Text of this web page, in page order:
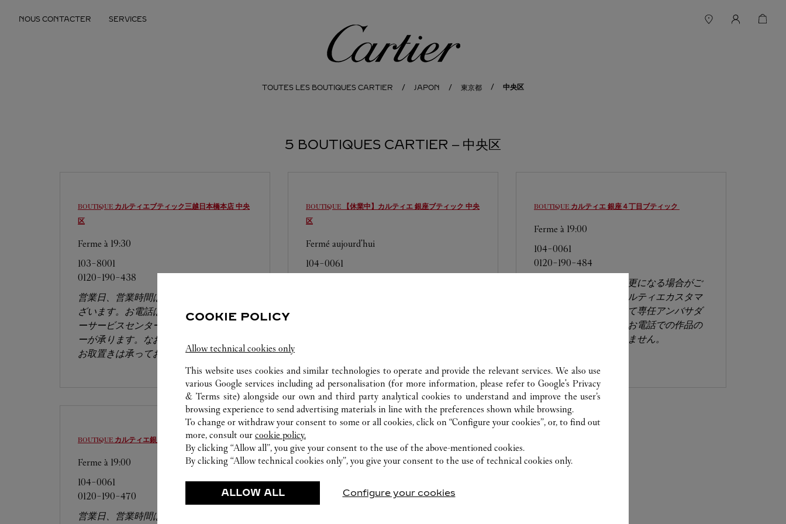
NOUS CONTACTER SERVICES
Cartier
TOUTES LES BOUTIQUES CARTIER JAPON 東京都 中央区
5 BOUTIQUES CARTIER ‒ 中央区
BOUTIQUE カルティエブティック三越日本橋本店 中央
区
Ferme à 19:30
103-8001
0120-190-438
営業日、営業時間は変更になる場合がご
ざいます。お電話はカルティエカスタマ
ーサービスセンターにて専任アンバサダ
ーが承ります。なお、お電話での作品の
お取置きは承っておりません。
BOUTIQUE 【休業中】カルティエ 銀座ブティック 中央
区
Fermé aujourd'hui
104-0061
BOUTIQUE カルティエ 銀座４丁目ブティック
Ferme à 19:00
104-0061
0120-190-484
営業日、営業時間は変更になる場合がご
ざいます。お電話はカルティエカスタマ
ーサービスセンターにて専任アンバサダ
ーが承ります。なお、お電話での作品の
お取置きは承っておりません。
BOUTIQUE カルティエ銀座並木通りブティック 中央区
Ferme à 19:00
104-0061
0120-190-470
営業日、営業時間は変更になる場合がご
BOUTIQUE カルティエブティック GINZA SIX店
Ferme à20:30
104-0061
0120-190-491
COOKIE POLICY
Allow technical cookies only
This website uses cookies and similar technologies to operate and provide the relevant services. We also use
various Google services including ad personalisation (for more information, please refer toGoogle's Privacy
& Terms site) alongside our own and third party analytical cookies to understand and improve the user’s
browsing experience to send advertising materials in line with the preferences shown while browsing.
To change or withdraw your consent to some or all cookies, click on “Configure your cookies”, or, to find out
more, consult our cookie policy.
By clicking “Allow all”, you give your consent to the use of the above-mentioned cookies.
By clicking “Allow technical cookies only”, you give your consent to the use of technical cookies only.
ALLOW ALL Configure your cookies